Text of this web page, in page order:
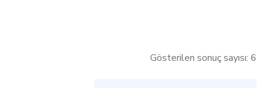
Gösterilen sonuç sayısı: 6